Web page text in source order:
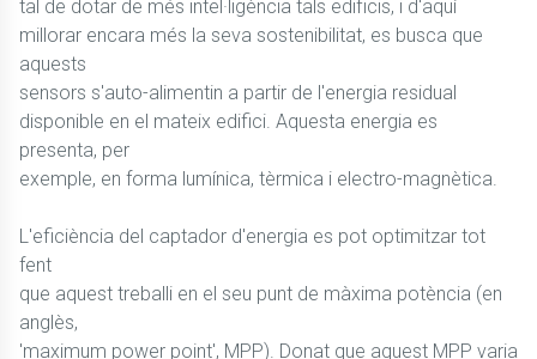
tal de dotar de més intel·ligència tals edificis, i d'aquí
millorar encara més la seva sostenibilitat, es busca que
aquests
sensors s'auto-alimentin a partir de l'energia residual
disponible en el mateix edifici. Aquesta energia es
presenta, per
exemple, en forma lumínica, tèrmica i electro-magnètica.
L'eficiència del captador d'energia es pot optimitzar tot
fent
que aquest treballi en el seu punt de màxima potència (en
anglès,
'maximum power point', MPP). Donat que aquest MPP varia